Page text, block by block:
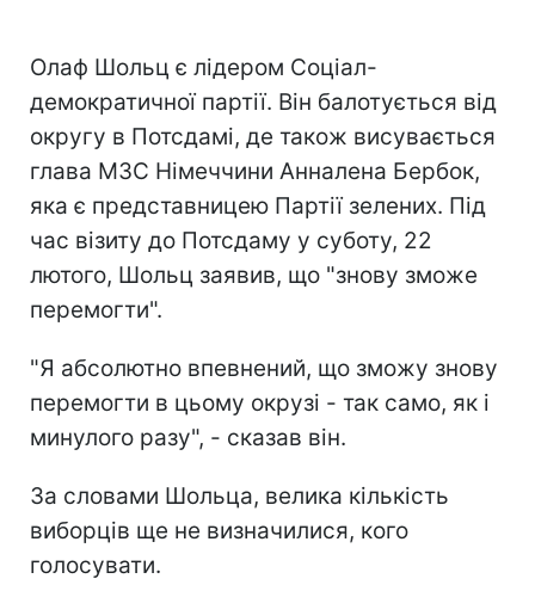
Олаф Шольц є лідером Соціал-
демократичної партії. Він балотується від
округу в Потсдамі, де також висувається
глава МЗС Німеччини Анналена Бербок,
яка є представницею Партії зелених. Під
час візиту до Потсдаму у суботу, 22
лютого, Шольц заявив, що "знову зможе
перемогти".
"Я абсолютно впевнений, що зможу знову
перемогти в цьому окрузі - так само, як і
минулого разу", - сказав він.
За словами Шольца, велика кількість
виборців ще не визначилися, кого
голосувати.